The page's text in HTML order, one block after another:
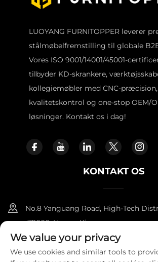
LUOYANG FURNITOPPER leverer
stålmøbelfremstilling til globale
Vores ISO 9001/14001/45001-
tilbyder KD-skrankere,
kollegiemøbler med CNC-præcision,
kvalitetskontrol og one-stop OEM/
løsninger. Kontakt os i dag!
KONTAKT OS
No.8 Yanguang Road, High-Tech
471000, Henan, Kina.
+86-18338800729
We value your privacy
We use cookies and similar tools to